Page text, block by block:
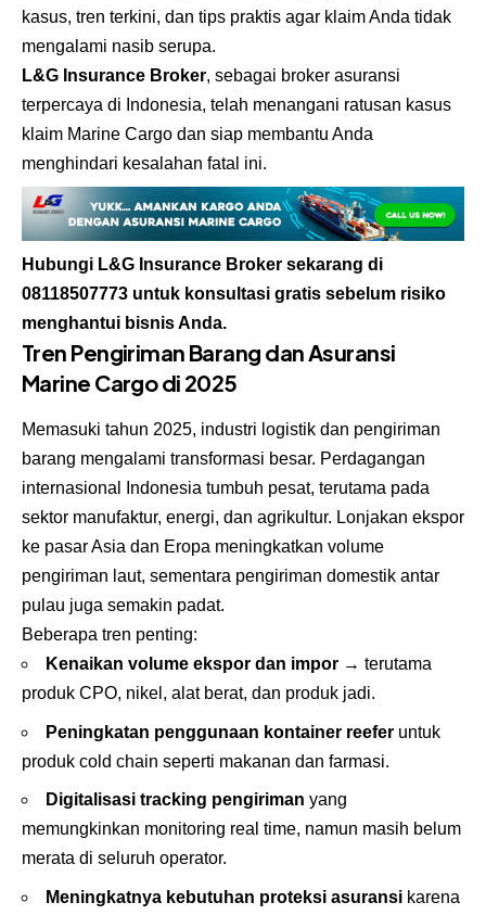
kasus, tren terkini, dan tips praktis agar klaim Anda tidak
mengalami nasib serupa.
L&G Insurance Broker, sebagai broker asuransi
terpercaya di Indonesia, telah menangani ratusan kasus
klaim Marine Cargo dan siap membantu Anda
menghindari kesalahan fatal ini.
Hubungi L&G Insurance Broker sekarang di
08118507773 untuk konsultasi gratis sebelum risiko
menghantui bisnis Anda.
Tren Pengiriman Barang dan Asuransi
Marine Cargo di 2025
Memasuki tahun 2025, industri logistik dan pengiriman
barang mengalami transformasi besar. Perdagangan
internasional Indonesia tumbuh pesat, terutama pada
sektor manufaktur, energi, dan agrikultur. Lonjakan ekspor
ke pasar Asia dan Eropa meningkatkan volume
pengiriman laut, sementara pengiriman domestik antar
pulau juga semakin padat.
Beberapa tren penting:
Kenaikan volume ekspor dan impor → terutama
produk CPO, nikel, alat berat, dan produk jadi.
Peningkatan penggunaan kontainer reefer untuk
produk cold chain seperti makanan dan farmasi.
Digitalisasi tracking pengiriman yang
memungkinkan monitoring real time, namun masih belum
merata di seluruh operator.
Meningkatnya kebutuhan proteksi asuransi karena